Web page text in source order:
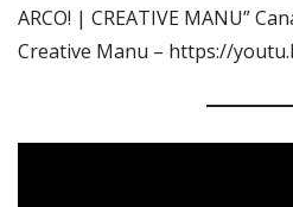
ARCO! | CREATIVE MANU”
Creative Manu – https://